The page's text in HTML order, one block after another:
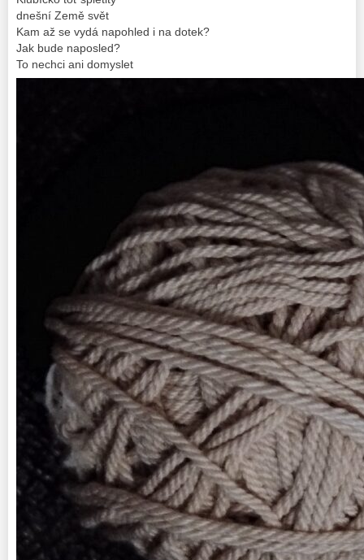
dnešní Země svět
Kam až se vydá napohled i na dotek?
Jak bude naposled?
To nechci ani domyslet